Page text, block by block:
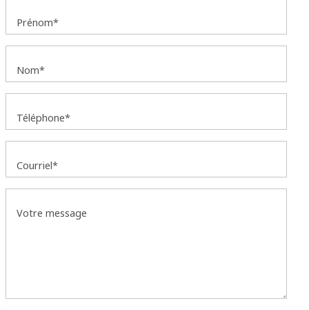
Prénom*
Nom*
Téléphone*
Courriel*
Votre message